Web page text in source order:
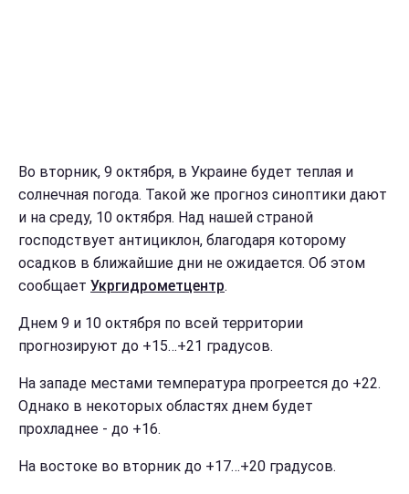
Во вторник, 9 октября, в Украине будет теплая и
солнечная погода. Такой же прогноз синоптики дают
и на среду, 10 октября. Над нашей страной
господствует антициклон, благодаря которому
осадков в ближайшие дни не ожидается. Об этом
сообщает Укргидрометцентр.
Днем 9 и 10 октября по всей территории
прогнозируют до +15…+21 градусов.
На западе местами температура прогреется до +22.
Однако в некоторых областях днем будет
прохладнее - до +16.
На востоке во вторник до +17…+20 градусов.